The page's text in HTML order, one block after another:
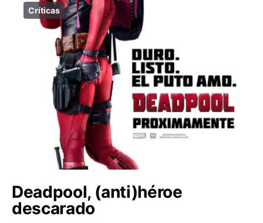
Críticas
Deadpool, (anti)héroe
descarado